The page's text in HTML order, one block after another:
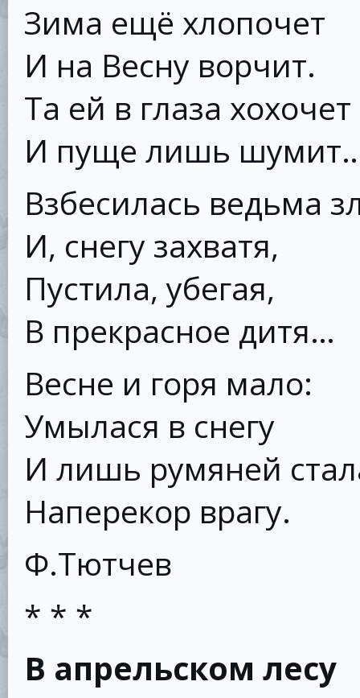
Зима ещё хлопочет
И на Весну ворчит.
Та ей в глаза хохочет
И пуще лишь
Взбесилась ведьма
И, снегу захватя,
Пустила, убегая,
В прекрасное дитя…
Весне и горя мало:
Умылася в снегу
И лишь румяней
Наперекор врагу.
Ф.Тютчев
* * *
В апрельском лесу